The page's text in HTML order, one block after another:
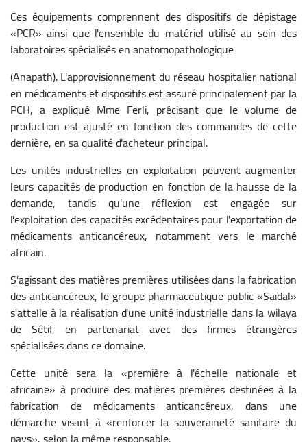
Ces équipements comprennent des dispositifs de dépistage
«PCR» ainsi que l'ensemble du matériel utilisé au sein des
laboratoires spécialisés en anatomopathologique
(Anapath).L'approvisionnement du réseau hospitalier national
en médicaments et dispositifs est assuré principalement par la
PCH, a expliqué Mme Ferli, précisant que le volume de
production est ajusté en fonction des commandes de cette
dernière, en sa qualité d'acheteur principal.
Les unités industrielles en exploitation peuvent augmenter
leurs capacités de production en fonction de la hausse de la
demande, tandis qu'une réflexion est engagée sur
l'exploitation des capacités excédentaires pour l'exportation de
médicaments anticancéreux, notamment vers le marché
africain.
S'agissant des matières premières utilisées dans la fabrication
des anticancéreux, le groupe pharmaceutique public «Saïdal»
s'attelle à la réalisation d'une unité industrielle dans la wilaya
de Sétif, en partenariat avec des firmes étrangères
spécialisées dans ce domaine.
Cette unité sera la «première à l'échelle nationale et
africaine» à produire des matières premières destinées à la
fabrication de médicaments anticancéreux, dans une
démarche visant à «renforcer la souveraineté sanitaire du